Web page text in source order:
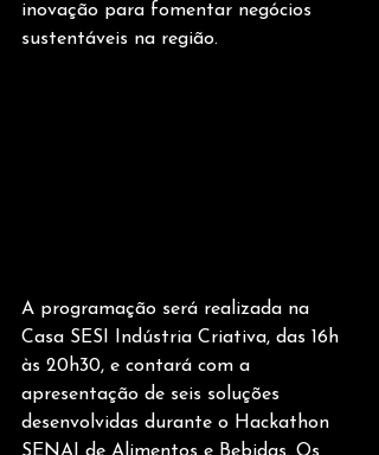
inovação para fomentar negócios
sustentáveis na região.
A programação será realizada na
Casa SESI Indústria Criativa, das 16h
às 20h30, e contará com a
apresentação de seis soluções
desenvolvidas durante o Hackathon